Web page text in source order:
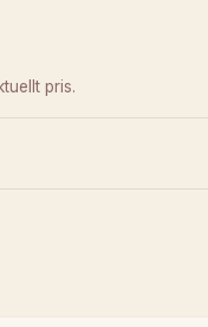
pris.